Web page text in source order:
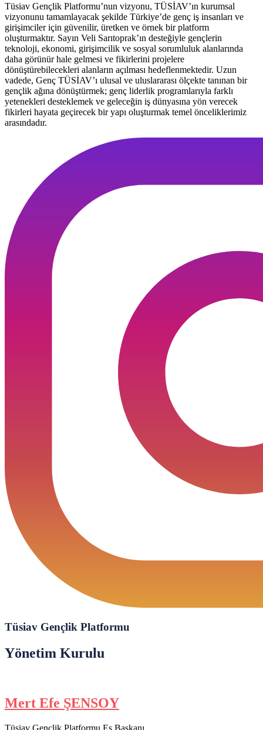
Tüsiav Gençlik Platformu’nun vizyonu, TÜSİAV’ın kurumsal
vizyonunu tamamlayacak şekilde Türkiye’de genç iş insanları ve
girişimciler için güvenilir, üretken ve örnek bir platform
oluşturmaktır. Sayın Veli Sarıtoprak’ın desteğiyle gençlerin
teknoloji, ekonomi, girişimcilik ve sosyal sorumluluk alanlarında
daha görünür hale gelmesi ve fikirlerini projelere
dönüştürebilecekleri alanların açılması hedeflenmektedir. Uzun
vadede, Genç TÜSİAV’ı ulusal ve uluslararası ölçekte tanınan bir
gençlik ağına dönüştürmek; genç liderlik programlarıyla farklı
yetenekleri desteklemek ve geleceğin iş dünyasına yön verecek
fikirleri hayata geçirecek bir yapı oluşturmak temel önceliklerimiz
arasındadır.
Tüsiav Gençlik Platformu
Yönetim Kurulu
Mert Efe ŞENSOY
Tüsiav Gençlik Platformu Eş Başkanı